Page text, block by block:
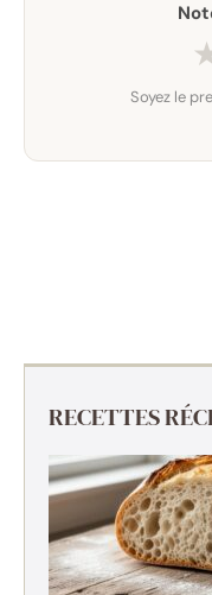
Soyez le
RECETTES